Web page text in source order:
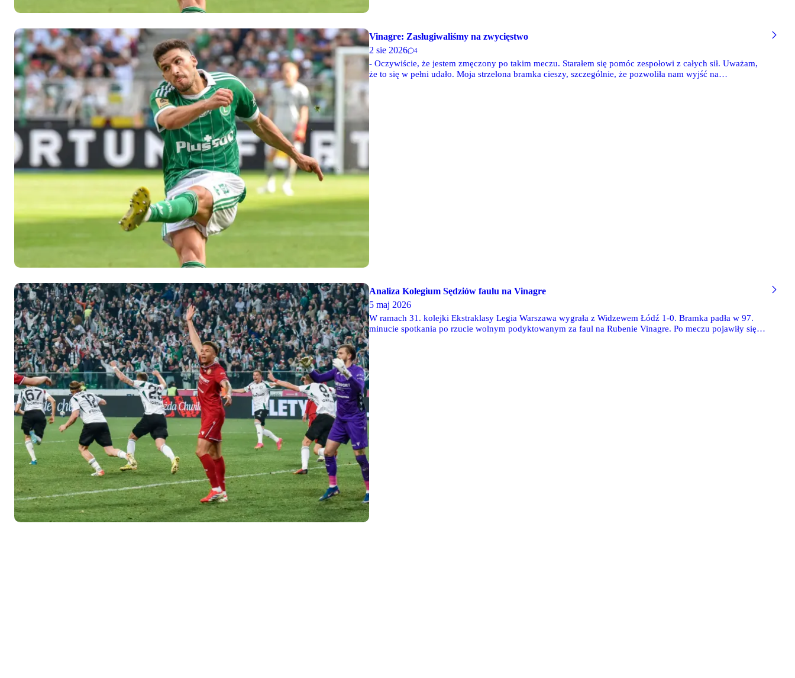
Vinagre: Zasługiwaliśmy na zwycięstwo
2 sie 2026
4
- Oczywiście, że jestem zmęczony po takim meczu. Starałem się pomóc zespołowi z całych sił. Uważam,
że to się w pełni udało. Moja strzelona bramka cieszy, szczególnie, że pozwoliła nam wyjść na
Analiza Kolegium Sędziów faulu na Vinagre
5 maj 2026
W ramach 31. kolejki Ekstraklasy Legia Warszawa wygrała z Widzewem Łódź 1-0. Bramka padła w 97.
minucie spotkania po rzucie wolnym podyktowanym za faul na Rubenie Vinagre. Po meczu pojawiły się